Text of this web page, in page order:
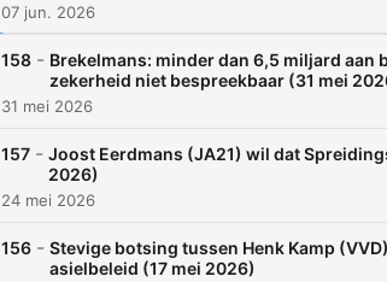
►
►
https://
https://
07 jun. 2026
158 - Brekelmans: minder dan 6,5 miljard aan
zekerheid niet bespreekbaar (31 mei
31 mei 2026
157 - Joost Eerdmans (JA21) wil dat
2026)
24 mei 2026
156 - Stevige botsing tussen Henk Kamp
asielbeleid (17 mei 2026)